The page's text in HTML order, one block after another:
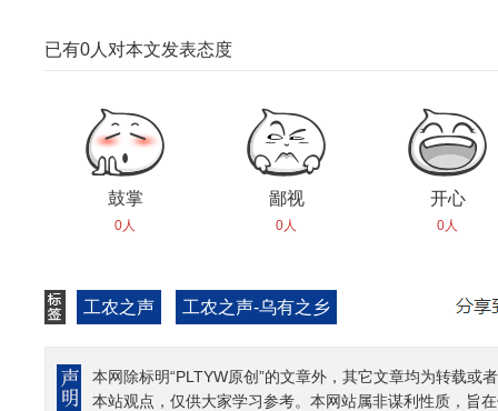
已有0 人对本文发表态度
鼓掌
0人
鄙视
0人
开心
0人
工农之声 工农之声-乌有之乡
本网除标明“PLTYW原创”的文章外，其它文章均为转载
本站观点，仅供大家学习参考。本网站属非谋利性质，旨